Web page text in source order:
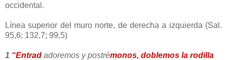
occidental.
Línea superior del muro norte, de derecha a izquierda (Sal.
95,6; 132,7; 99,5)
1 “Entrad adoremos y postrémonos, doblemos la rodilla